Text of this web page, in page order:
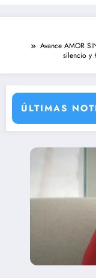
Avance AMOR
silencio y
ÚLTIMAS
una de sus grandes
e Ivana Icardi,